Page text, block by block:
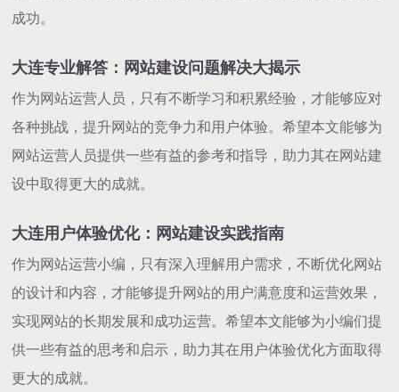
成功。
大连专业解答：网站建设问题解决大揭示
作为网站运营人员，只有不断学习和积累经验，才能够应对
各种挑战，提升网站的竞争力和用户体验。希望本文能够为
网站运营人员提供一些有益的参考和指导，助力其在网站建
设中取得更大的成就。
大连用户体验优化：网站建设实践指南
作为网站运营小编，只有深入理解用户需求，不断优化网站
的设计和内容，才能够提升网站的用户满意度和运营效果，
实现网站的长期发展和成功运营。希望本文能够为小编们提
供一些有益的思考和启示，助力其在用户体验优化方面取得
更大的成就。